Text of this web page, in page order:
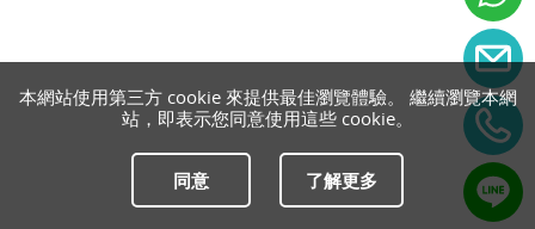
本網站使用第三方 cookie 來提供最佳瀏覽體驗。 繼續瀏覽本網
站，即表示您同意使用這些 cookie。
同意 了解更多